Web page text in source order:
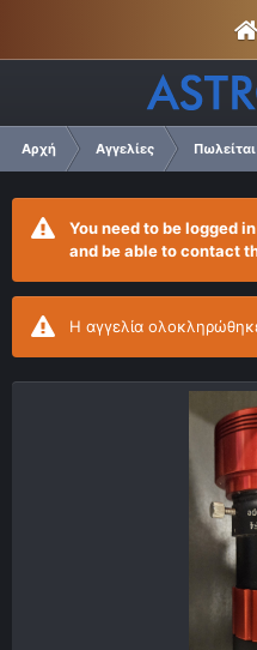
Αρχή Αγγελίες
You need to be logged
and be able to contact
Η αγγελία